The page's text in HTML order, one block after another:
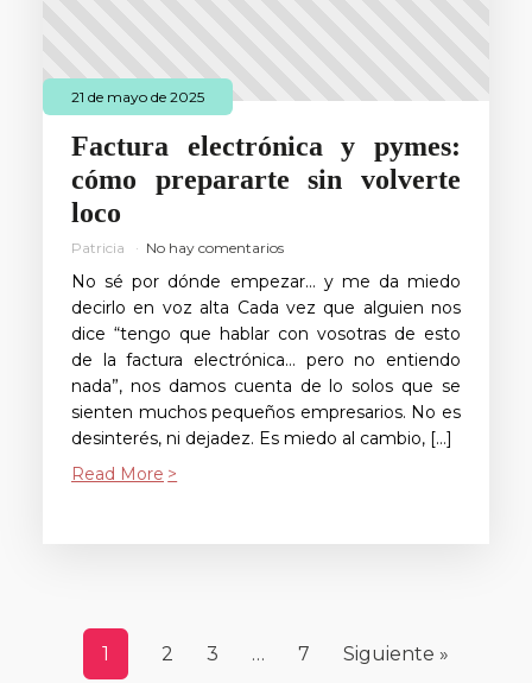
21 de mayo de 2025
Factura electrónica y pymes:
cómo prepararte sin volverte
loco
Patricia No hay comentarios
No sé por dónde empezar… y me da miedo
decirlo en voz alta Cada vez que alguien nos
dice “tengo que hablar con vosotras de esto
de la factura electrónica… pero no entiendo
nada”, nos damos cuenta de lo solos que se
sienten muchos pequeños empresarios. No es
desinterés, ni dejadez. Es miedo al cambio, […]
Read More
1 2 3 … 7 Siguiente »